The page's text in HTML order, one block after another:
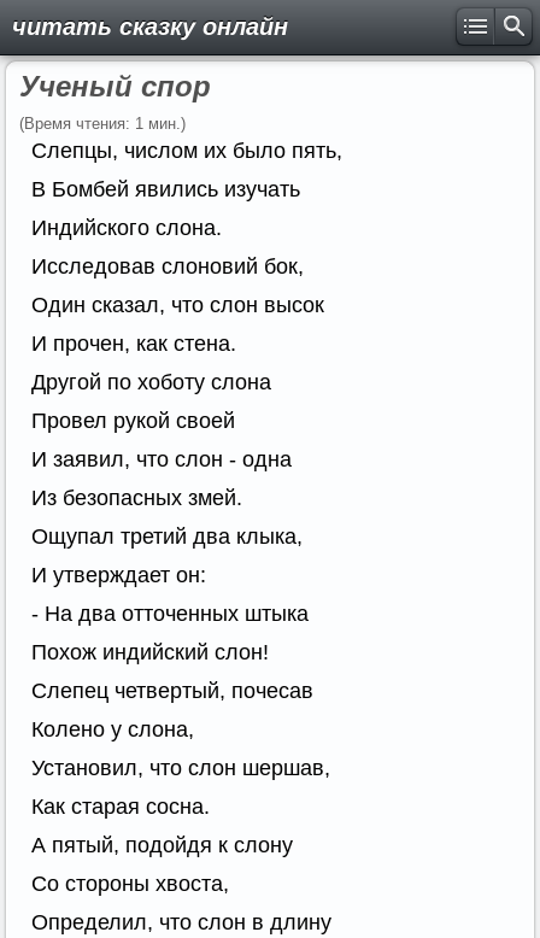
читать сказку онлайн
Ученый спор
(Время чтения: 1 мин.)
Слепцы, числом их было пять,
В Бомбей явились изучать
Индийского слона.
Исследовав слоновий бок,
Один сказал, что слон высок
И прочен, как стена.
Другой по хоботу слона
Провел рукой своей
И заявил, что слон - одна
Из безопасных змей.
Ощупал третий два клыка,
И утверждает он:
- На два отточенных штыка
Похож индийский слон!
Слепец четвертый, почесав
Колено у слона,
Установил, что слон шершав,
Как старая сосна.
А пятый, подойдя к слону
Со стороны хвоста,
Определил, что слон в длину